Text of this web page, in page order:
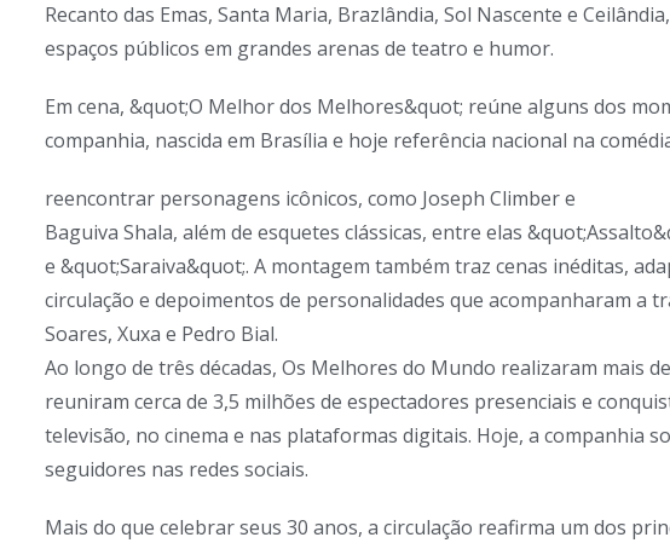
Recanto das Emas, Santa Maria, Brazlândia, Sol Nascente e
espaços públicos em grandes arenas de teatro e humor.
Em cena, &quot;O Melhor dos Melhores&quot; reúne alguns dos
companhia, nascida em Brasília e hoje referência nacional na
reencontrar personagens icônicos, como Joseph Climber e
Baguiva Shala, além de esquetes clássicas, entre elas
e &quot;Saraiva&quot;. A montagem também traz cenas inéditas,
circulação e depoimentos de personalidades que acompanharam a
Soares, Xuxa e Pedro Bial.
Ao longo de três décadas, Os Melhores do Mundo realizaram mais
reuniram cerca de 3,5 milhões de espectadores presenciais e
televisão, no cinema e nas plataformas digitais. Hoje, a companhia
seguidores nas redes sociais.
Mais do que celebrar seus 30 anos, a circulação reafirma um dos